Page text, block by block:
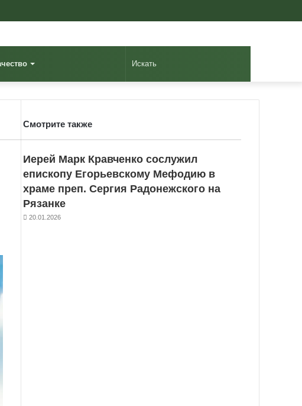
Смотрите также
Иерей Марк Кравченко сослужил
епископу Егорьевскому Мефодию в
храме преп. Сергия Радонежского на
Рязанке
20.01.2026